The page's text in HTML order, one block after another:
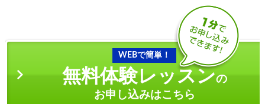
WEBで簡単！
無料体験レッスンの
お申し込みはこちら